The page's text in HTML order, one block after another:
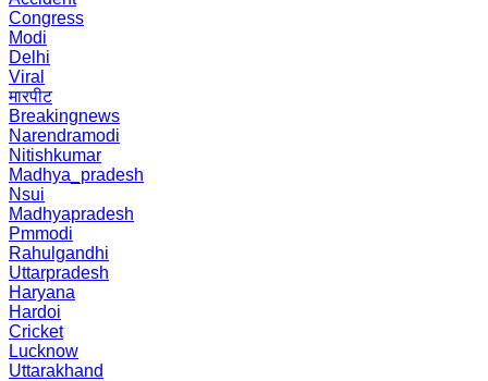
Congress
Modi
Delhi
Viral
मारपीट
Breakingnews
Narendramodi
Nitishkumar
Madhya_pradesh
Nsui
Madhyapradesh
Pmmodi
Rahulgandhi
Uttarpradesh
Haryana
Hardoi
Cricket
Lucknow
Uttarakhand